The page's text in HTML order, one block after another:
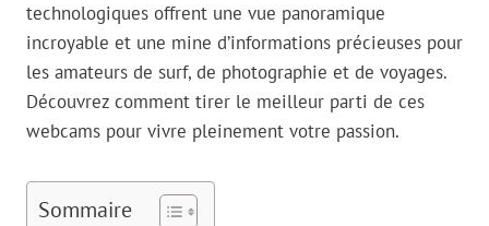
technologiques offrent une vue panoramique
incroyable et une mine d’informations précieuses pour
les amateurs de surf, de photographie et de voyages.
Découvrez comment tirer le meilleur parti de ces
webcams pour vivre pleinement votre passion.
Sommaire